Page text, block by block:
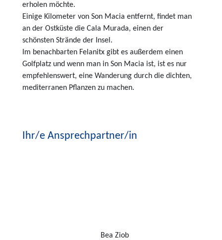
erholen möchte.
Einige Kilometer von Son Macia entfernt, findet man
an der Ostküste die Cala Murada, einen der
schönsten Strände der Insel.
Im benachbarten Felanitx gibt es außerdem einen
Golfplatz und wenn man in Son Macia ist, ist es nur
empfehlenswert, eine Wanderung durch die dichten,
mediterranen Pflanzen zu machen.
Ihr/e Ansprechpartner/in
Bea Ziob